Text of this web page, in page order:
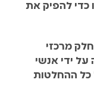
כדי להפיק את
מרכזי
ידי אנשי
כל ההחלטות